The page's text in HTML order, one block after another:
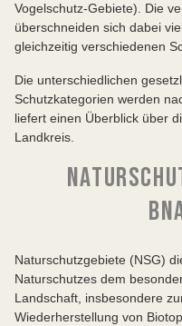
Vogelschutz-Gebiete). Die
überschneiden sich dabei
gleichzeitig verschiedenen
Die unterschiedlichen
Schutzkategorien werden
liefert einen Überblick über
Landkreis.
Naturschutzgebiete (NSG)
Naturschutzes dem
Landschaft, insbesondere
Wiederherstellung von